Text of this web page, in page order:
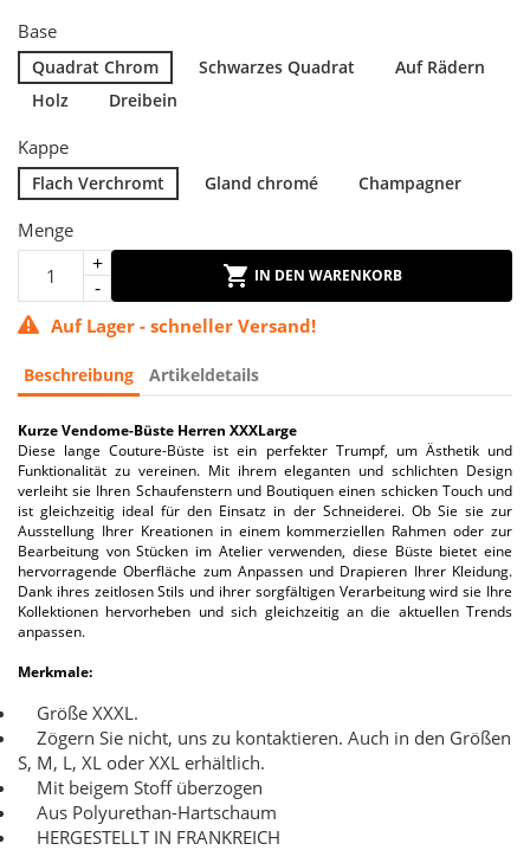
Base
Quadrat Chrom Schwarzes Quadrat
Auf Rädern
Holz
Dreibein
Kappe
Flach Verchromt Gland chromé Champagner
Menge
IN DEN WARENKORB
Auf Lager - schneller Versand!
Beschreibung Artikeldetails
Kurze Vendome-Büste Herren XXXLarge
Diese lange Couture-Büste ist ein perfekter Trumpf, um Ästhetik und
Funktionalität zu vereinen. Mit ihrem eleganten und schlichten Design
verleiht sie Ihren Schaufenstern und Boutiquen einen schicken Touch und
ist gleichzeitig ideal für den Einsatz in der Schneiderei. Ob Sie sie zur
Ausstellung Ihrer Kreationen in einem kommerziellen Rahmen oder zur
Bearbeitung von Stücken im Atelier verwenden, diese Büste bietet eine
hervorragende Oberfläche zum Anpassen und Drapieren Ihrer Kleidung.
Dank ihres zeitlosen Stils und ihrer sorgfältigen Verarbeitung wird sie Ihre
Kollektionen hervorheben und sich gleichzeitig an die aktuellen Trends
anpassen.
Merkmale:
Größe XXXL.
Zögern Sie nicht, uns zu kontaktieren. Auch in den Größen
S, M, L, XL oder XXL erhältlich.
Mit beigem Stoff überzogen
Aus Polyurethan-Hartschaum
HERGESTELLT IN FRANKREICH